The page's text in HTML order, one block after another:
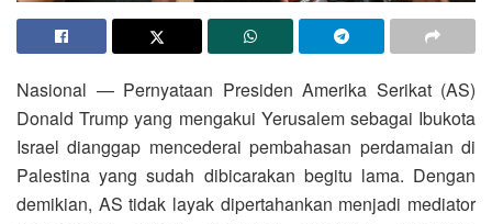
Nasional — Pernyataan Presiden Amerika Serikat (AS)
Donald Trump yang mengakui Yerusalem sebagai Ibukota
Israel dianggap mencederai pembahasan perdamaian di
Palestina yang sudah dibicarakan begitu lama. Dengan
demikian, AS tidak layak dipertahankan menjadi mediator